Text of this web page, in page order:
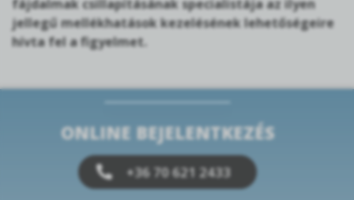
fájdalmak csillapításának specialistája az ilyen
jellegű mellékhatások kezelésének lehetőségeire
hívta fel a figyelmet.
ONLINE BEJELENTKEZÉS
+36 70 621 2433